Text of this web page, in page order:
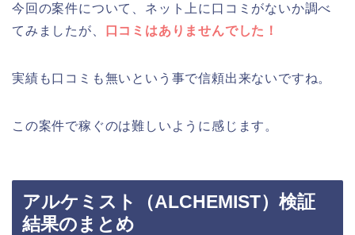
今回の案件について、ネット上に口コミがないか調べ
てみましたが、
口コミはありませんでした！
実績も口コミも無いという事で信頼出来ないですね。
この案件で稼ぐのは難しいように感じます。
アルケミスト（ALCHEMIST）検証
結果のまとめ